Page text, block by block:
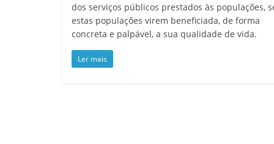
dos serviços públicos prestados às populações,
estas populações virem beneficiada, de forma
concreta e palpável, a sua qualidade de vida.
Ler mais